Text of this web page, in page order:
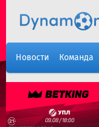
Новости Команда